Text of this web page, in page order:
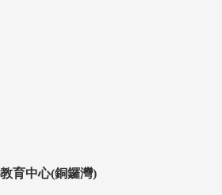
育中心(銅鑼灣)